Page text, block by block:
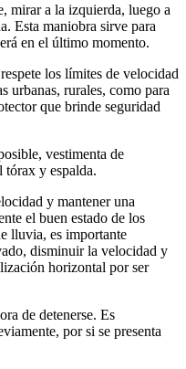
mirar a la izquierda, luego a
Esta maniobra sirve para
en el último momento.
los límites de velocidad
urbanas, rurales, como para
que brinde seguridad
vestimenta de
tórax y espalda.
y mantener una
el buen estado de los
lluvia, es importante
disminuir la velocidad y
horizontal por ser
de detenerse. Es
por si se presenta